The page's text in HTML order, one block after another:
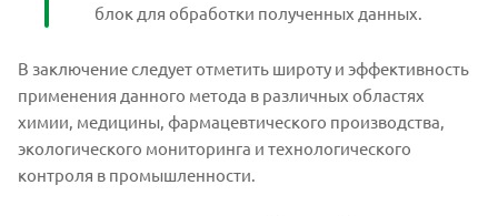
блок для обработки полученных данных.
В заключение следует отметить широту и эффективность
применения данного метода в различных областях
химии, медицины, фармацевтического производства,
экологического мониторинга и технологического
контроля в промышленности.